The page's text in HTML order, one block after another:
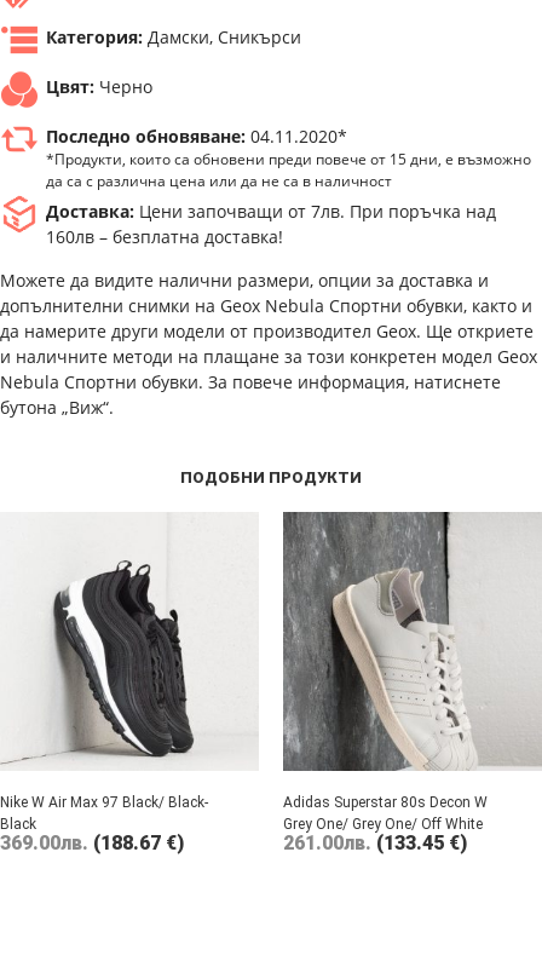
Категория: Дамски, Сникърси
Цвят: Черно
Последно обновяване: 04.11.2020*
*Продукти, които са обновени преди повече от 15 дни, е възможно
да са с различна цена или да не са в наличност
Доставка: Цени започващи от 7лв. При поръчка над
160лв – безплатна доставка!
Можете да видите налични размери, опции за доставка и
допълнителни снимки на Geox Nebula Спортни обувки, както и
да намерите други модели от производител Geox. Ще откриете
и наличните методи на плащане за този конкретен модел Geox
Nebula Спортни обувки. За повече информация, натиснете
бутона „Виж“.
ПОДОБНИ ПРОДУКТИ
Nike W Air Max 97 Black/ Black-
Black
369.00лв. (188.67 €)
Adidas Superstar 80s Decon W
Grey One/ Grey One/ Off White
261.00лв. (133.45 €)